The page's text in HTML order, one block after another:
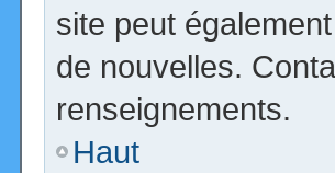
site peut
de nouvelles.
renseignements.
Haut